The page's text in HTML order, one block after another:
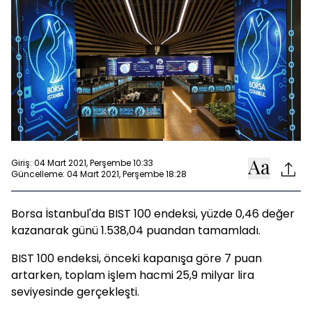
Giriş: 04 Mart 2021, Perşembe 10:33
Güncelleme: 04 Mart 2021, Perşembe 18:28
Borsa İstanbul'da BIST 100 endeksi, yüzde 0,46 değer
kazanarak günü 1.538,04 puandan tamamladı.
BIST 100 endeksi, önceki kapanışa göre 7 puan
artarken, toplam işlem hacmi 25,9 milyar lira
seviyesinde gerçekleşti.